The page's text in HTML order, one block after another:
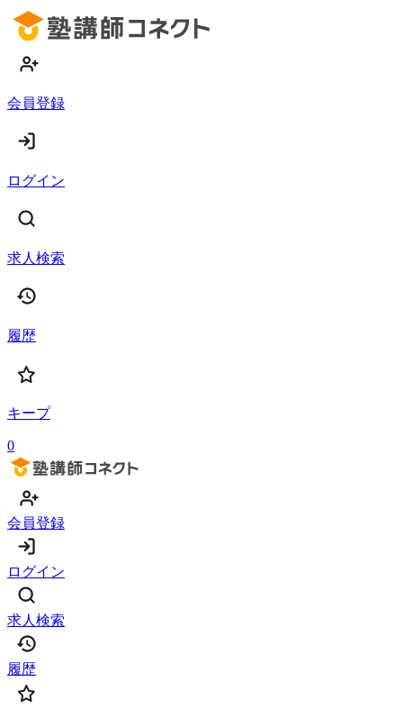
会員登録
ログイン
求人検索
履歴
キープ
0
会員登録
ログイン
求人検索
履歴